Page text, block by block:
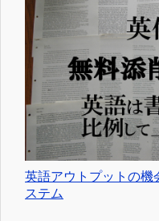
英語アウトプットの機
ステム